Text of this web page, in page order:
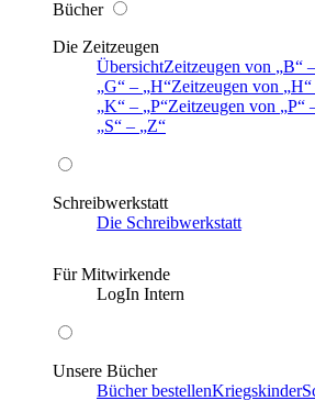
Bücher
Die Zeitzeugen
ÜbersichtZeitzeugen von B –
G
– H Zeitzeugen von H
K
– P Zeitzeugen von P
S
– Z
Schreibwerkstatt
Die Schreibwerkstatt
Für Mitwirkende
LogIn Intern
Unsere Bücher
Bücher bestellenKriegskinder